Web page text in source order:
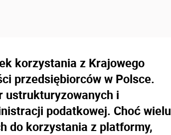
korzystania z Krajowego
przedsiębiorców w Polsce.
ustrukturyzowanych i
podatkowej. Choć wielu
do korzystania z platformy,